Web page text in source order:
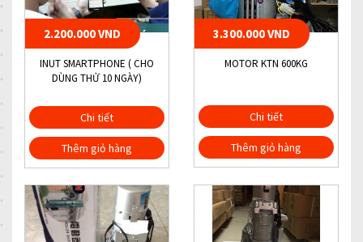
2.200.000 VND
INUT SMARTPHONE ( CHO
DÙNG THỬ 10 NGÀY)
Chi tiết
Thêm giỏ hàng
3.300.000 VND
MOTOR KTN 600KG
Chi tiết
Thêm giỏ hàng